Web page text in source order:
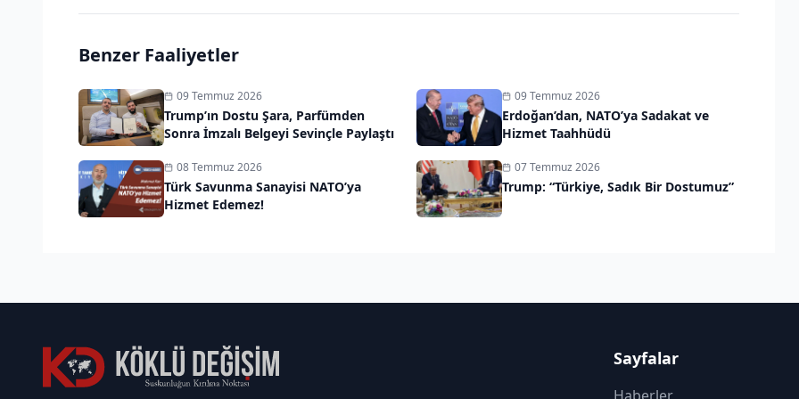
Benzer Faaliyetler
09 Temmuz 2026
Trump’ın Dostu Şara, Parfümden
Sonra İmzalı Belgeyi Sevinçle Paylaştı
09 Temmuz 2026
Erdoğan’dan, NATO’ya Sadakat ve
Hizmet Taahhüdü
08 Temmuz 2026
Türk Savunma Sanayisi NATO’ya
Hizmet Edemez!
07 Temmuz 2026
Trump: “Türkiye, Sadık Bir Dostumuz”
Sayfalar